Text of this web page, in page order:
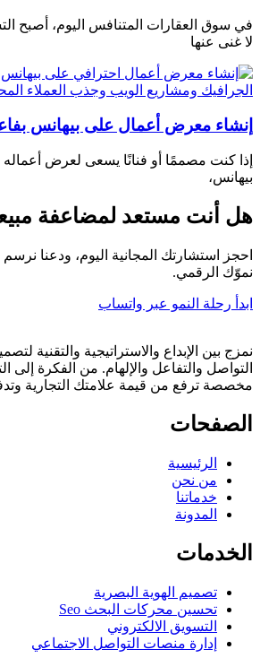
في سوق العقارات المتنافس اليوم، أصبح
لا غنى عنها
إنشاء معرض أعمال على بيهانس
إذا كنت مصممًا أو فنانًا يسعى لعرض
بيهانس،
هل أنت مستعد لمضاعفة
احجز استشارتك المجانية اليوم، ودعنا
نموّك الرقمي.
ابدأ رحلة النمو عبر واتساب
نمزج بين الإبداع والاستراتيجية والتقنية
التواصل والتفاعل والإلهام. من الفكرة إلى
مخصصة ترفع من قيمة علامتك التجارية
الصفحات
الرئيسية
من نحن
خدماتنا
المدونة
الخدمات
تصميم الهوية البصرية
تحسين محركات البحث Seo
التسويق الالكتروني
إدارة منصات التواصل الاجتماعي